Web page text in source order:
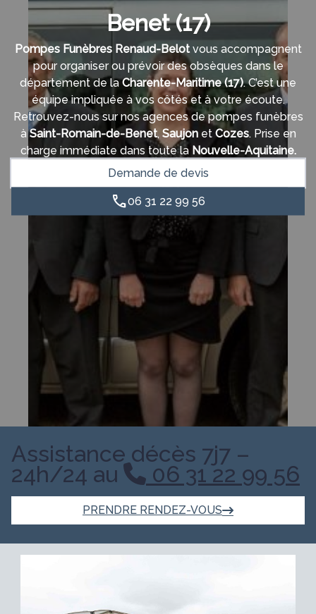
Benet (17)
Pompes Funèbres Renaud-Belot vous accompagnent
pour organiser ou prévoir des obsèques dans le
département de laCharente-Maritime (17). C’est une
équipe impliquée à vos côtés et à votre écoute.
Retrouvez-nous sur nos agences de pompes funèbres
àSaint-Romain-de-Benet, Saujon et Cozes. Prise en
charge immédiate dans toute laNouvelle-Aquitaine.
Demande de devis
06 31 22 99 56
Assistance décès 7j7 –
24h/24 au 06 31 22 99 56
PRENDRE RENDEZ-VOUS